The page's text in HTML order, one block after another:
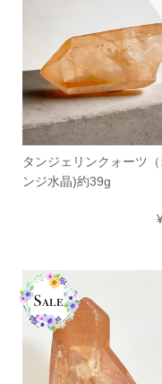
タンジェリンクォーツ（
ンジ水晶)約39g